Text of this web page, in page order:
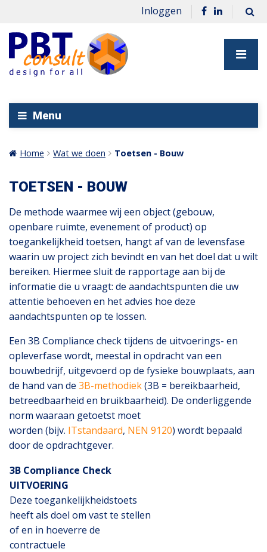
Inloggen
Menu
Home Wat we doen Toetsen - Bouw
TOETSEN - BOUW
De methode waarmee wij een object (gebouw,
openbare ruimte, evenement of product) op
toegankelijkheid toetsen, hangt af van de levensfase
waarin uw project zich bevindt en van het doel dat u wilt
bereiken. Hiermee sluit de rapportage aan bij de
informatie die u vraagt: de aandachtspunten die uw
attentie behoeven en het advies hoe deze
aandachtspunten op te lossen.
Een 3B Compliance check tijdens de uitvoerings- en
opleverfase wordt, meestal in opdracht van een
bouwbedrijf, uitgevoerd op de fysieke bouwplaats, aan
de hand van de 3B-methodiek(3B = bereikbaarheid,
betreedbaarheid en bruikbaarheid). De onderliggende
norm waaraan getoetst moet
worden (bijv. ITstandaard, NEN 9120) wordt bepaald
door de opdrachtgever.
3B Compliance Check
UITVOERING
Deze toegankelijkheidstoets
heeft als doel om vast te stellen
of en in hoeverre de
contractuele